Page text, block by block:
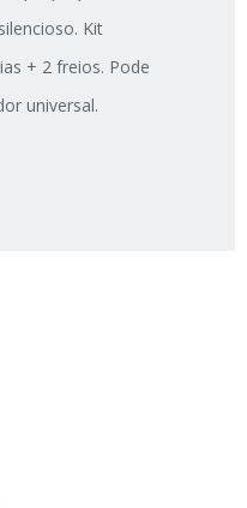
Kit
+ 2 freios. Pode
universal.